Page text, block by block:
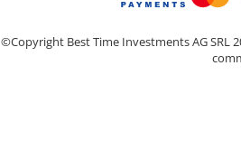
©Copyright Best Time Investments AG SRL